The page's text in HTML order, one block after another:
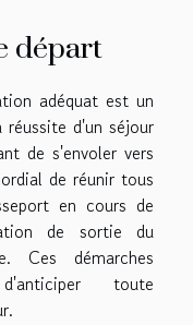
départ
adéquat est un
d'un séjour
de s'envoler vers
de réunir tous
en cours de
de sortie du
Ces démarches
toute